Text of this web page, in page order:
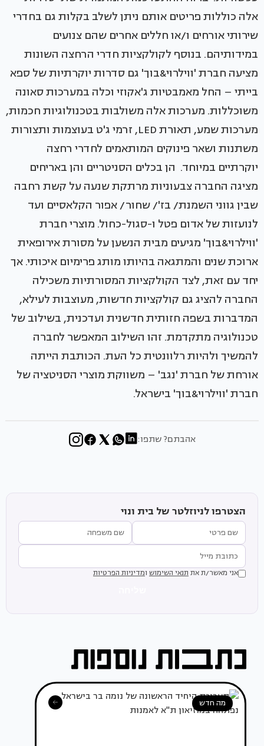
אלה כוללות פריטים אותם ניתן לשלב בקלות גם בחדרי
שירותי אורחים ו/או חללים אחרים שהם צנועים
במידותיהם. בנוסף לקולקציות חדרי הרחצה השונות
מציעה חברת 'ווילרוי&בוך' גם סדרות יוקרתיות של ספא
בייתי – החל מאמבטיות ג'אקוזי וכלה במערכות סאונה
משוכללות. מערכות אלה משולבות בטכנולוגיות חכמות,
מערכות שמע, תאורת LED, זרמי ג'ט בעוצמות ותצורות
משתנות ושאר פינוקים המותאמים לחדרי רחצה
יוקרתיים במיוחד. הן בכלים הסניטריים והן באריחים
מציגה החברה צבעוניות מרתקת שנעה על קשת רחבה
שבין גווני השמנת/ בז'/ שחור/ אפור הקלאסיים ועד
לנועזות של אדום פטל ו-סגול-כחול. מוצרי חברת
'ווילרוי&בוך' מגיעים מבית הנשען על מסורת אירופאית
ארוכת שנים והמתגאה בהיותו מותג פרימיום איכותי. אך
יחד עם זאת, לצד הקולקציות המסורתיות משכילה
החברה להציג גם קולקציות חדשות, מעוצבות לעילא,
המדברות בשפה חזותית חדשנית ועדכנית, בשילוב של
טכנולוגיה מתקדמת. זהו השילוב המאפשר לחברה
להמשיך ולהיות רלוונטית כל העת. הכותבת הייתה
אורחת של חברת 'נגב' – משווקת מוצרי הסניטציה של
חברת 'ווילרוי&בוך' בישראל.
אהבתם? שתפו:
הצטרפו לניוזלטר של בית ונוי
אני מאשר/ת את תנאי השימוש ומדיניות הפרטיות
מה חדש